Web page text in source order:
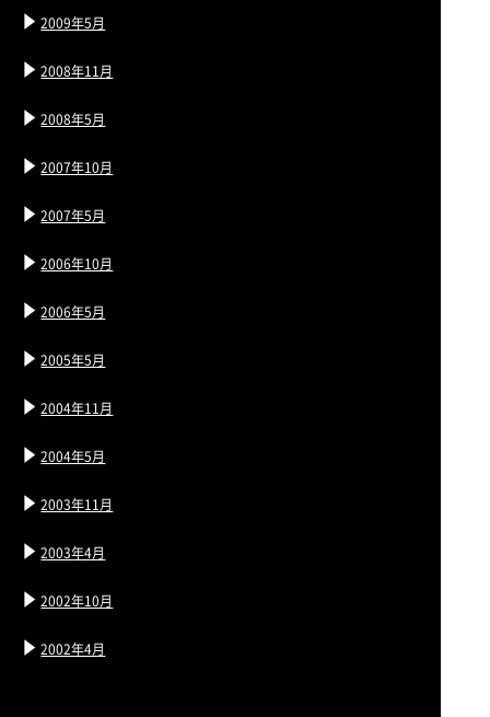
2009年5月
2008年11月
2008年5月
2007年10月
2007年5月
2006年10月
2006年5月
2005年5月
2004年11月
2004年5月
2003年11月
2003年4月
2002年10月
2002年4月